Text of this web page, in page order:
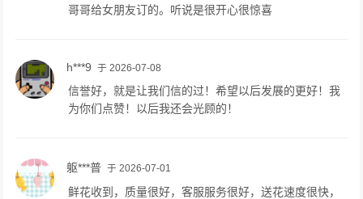
哥哥给女朋友订的。听说是很开心很惊喜
h***9 于 2026-07-08
信誉好，就是让我们信的过！希望以后发展的更好！我
为你们点赞！以后我还会光顾的！
躯***普 于 2026-07-01
鲜花收到，质量很好，客服服务很好，送花速度很快，